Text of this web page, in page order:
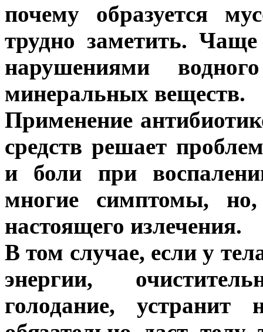
почему образуется
трудно заметить.
нарушениями
минеральных веществ.
Применение
средств решает
и боли при
многие симптомы, но,
настоящего излечения.
В том случае, если у
энергии,
голодание,